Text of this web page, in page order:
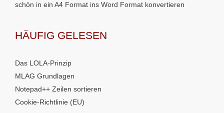
schön in ein A4 Format ins Word Format konvertieren
HÄUFIG GELESEN
Das LOLA-Prinzip
MLAG Grundlagen
Notepad++ Zeilen sortieren
Cookie-Richtlinie (EU)